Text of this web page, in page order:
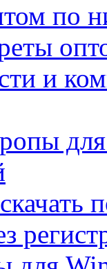
по
и